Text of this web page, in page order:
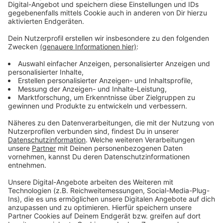
Anzeige
Wir benötigen Ihre
Zustimmung, um den YouTube
Video-Service zu laden!
Wir verwenden einen Service eines
Drittanbieters, um Videoinhalte
einzubetten. Dieser Service kann
Daten zu Ihren Aktivitäten
sammeln. Bitte lesen Sie die
Nutzung des Service zu, um dieses
Video anzusehen.
Mehr Informationen